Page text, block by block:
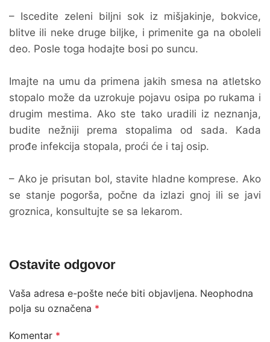
– Iscedite zeleni biljni sok iz mišjakinje, bokvice,
blitve ili neke druge biljke, i primenite ga na oboleli
deo. Posle toga hodajte bosi po suncu.
Imajte na umu da primena jakih smesa na atletsko
stopalo može da uzrokuje pojavu osipa po rukama i
drugim mestima. Ako ste tako uradili iz neznanja,
budite nežniji prema stopalima od sada. Kada
prođe infekcija stopala, proći će i taj osip.
– Ako je prisutan bol, stavite hladne komprese. Ako
se stanje pogorša, počne da izlazi gnoj ili se javi
groznica, konsultujte se sa lekarom.
Ostavite odgovor
Vaša adresa e-pošte neće biti objavljena. Neophodna
polja su označena *
Komentar *